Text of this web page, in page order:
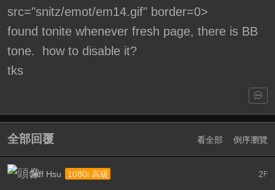
src="snitz/emot/em14.gif" border=0>
found tonite whenever fresh page, there is BB
tone. how to disable it?
tks
全部回覆 看全部 倒序瀏覽
2F
Jeff Hsu 1080i 高級